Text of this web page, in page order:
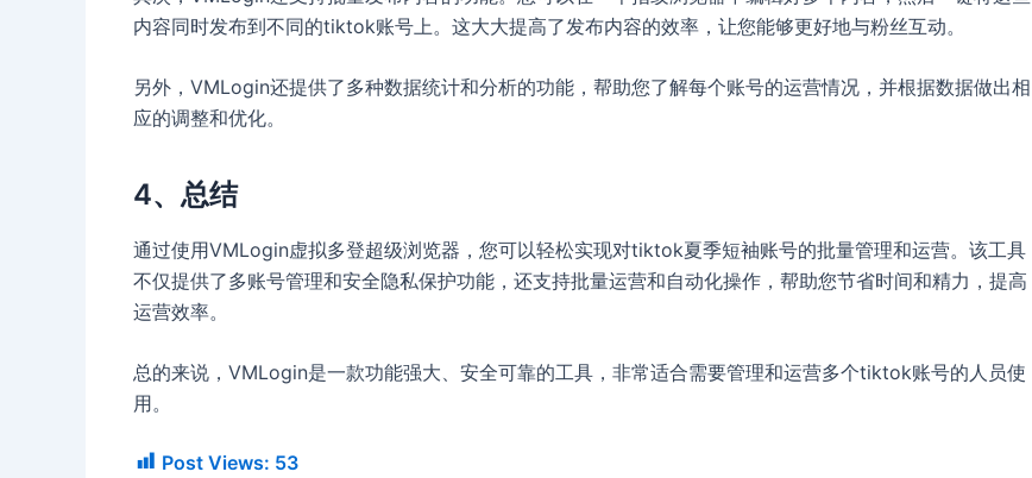
内容同时发布到不同的tiktok账号上。这大大提高了发布内容的效率，让您能够更好地与粉丝互动。
另外，VMLogin还提供了多种数据统计和分析的功能，帮助您了解每个账号的运营情况，并根据数据做出相
应的调整和优化。
4、总结
通过使用VMLogin虚拟多登超级浏览器，您可以轻松实现对tiktok夏季短袖账号的批量管理和运营。该工具
不仅提供了多账号管理和安全隐私保护功能，还支持批量运营和自动化操作，帮助您节省时间和精力，提高
运营效率。
总的来说，VMLogin是一款功能强大、安全可靠的工具，非常适合需要管理和运营多个tiktok账号的人员使
用。
Post Views: 53